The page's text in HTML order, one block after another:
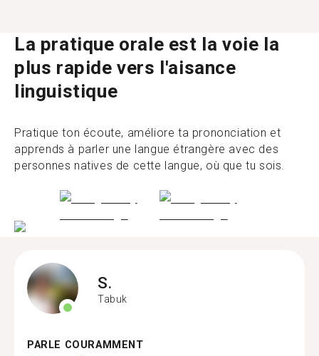
La pratique orale est la voie la
plus rapide vers l'aisance
linguistique
Pratique ton écoute, améliore ta prononciation et
apprends à parler une langue étrangère avec des
personnes natives de cette langue, où que tu sois.
S.
Tabuk
PARLE COURAMMENT